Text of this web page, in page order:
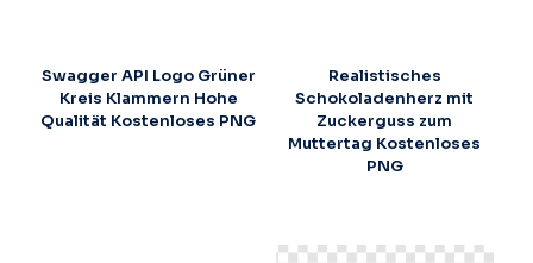
Swagger API Logo Grüner
Kreis Klammern Hohe
Qualität Kostenloses PNG
Realistisches
Schokoladenherz mit
Zuckerguss zum
Muttertag Kostenloses
PNG